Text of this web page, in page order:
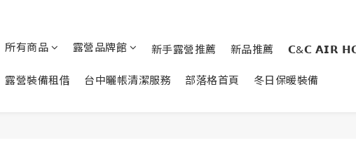
所有商品 露營品牌館 新手露營推薦 新品推薦 𝗖&𝗖 𝗔𝗜𝗥
露營裝備租借 台中曬帳清潔服務 部落格首頁 冬日保暖裝備